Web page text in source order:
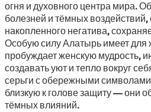
огня и духовного центра мира.
болезней и тёмных воздействий,
накопленного негатива,
Особую силу Алатырь имеет
пробуждает женскую мудрость,
создавать уют и тепло вокруг
серьги с обережными
близкую к голове защиту — они
тёмных влияний.